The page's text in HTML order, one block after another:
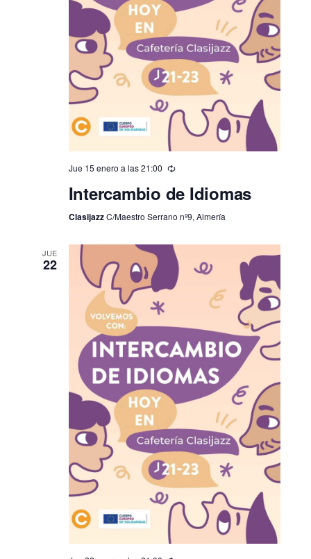
Jue 15 enero a las 21:00
Intercambio de Idiomas
ClasijazzC/Maestro Serrano nº9, Almería
JUE
22